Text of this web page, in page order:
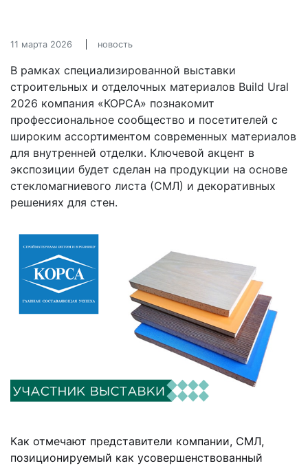
11 марта 2026 новость
В рамках специализированной выставки
строительных и отделочных материалов Build Ural
2026 компания «КОРСА» познакомит
профессиональное сообщество и посетителей с
широким ассортиментом современных материалов
для внутренней отделки. Ключевой акцент в
экспозиции будет сделан на продукции на основе
стекломагниевого листа (СМЛ) и декоративных
решениях для стен.
Как отмечают представители компании, СМЛ,
позиционируемый как усовершенствованный